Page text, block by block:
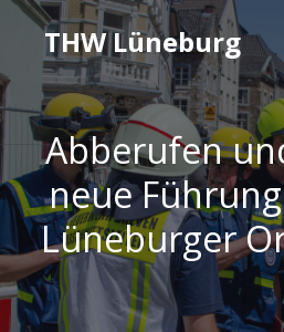
THW Lüneburg
Abberufen
neue
Lüneburger